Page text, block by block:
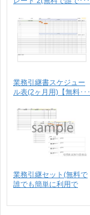
業務引継書スケジュー
ル表(2ヶ月用)【無料･･･
業務引継セット(無料で
誰でも簡単に利用で